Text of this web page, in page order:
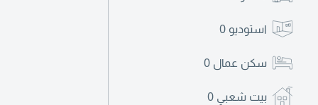
استوديو 0
سكن عمال 0
بيت شعبي 0